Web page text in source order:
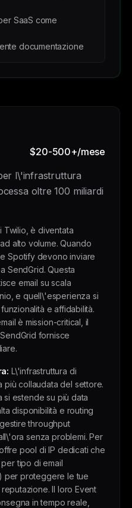
SaaS come
documentazione
$20-500+/mese
l\'infrastruttura
oltre 100 miliardi
Twilio, è diventata
alto volume. Quando
Spotify devono inviare
SendGrid. Questa
email su scala
e quell\'esperienza si
e affidabilità.
è mission-critical, il
fornisce
L\'infrastruttura di
più collaudata del settore.
si estende su più data
disponibilità e routing
throughput
senza problemi. Per
pool di IP dedicati che
tipo di email
per proteggere le tue
Il loro Event
in tempo reale,